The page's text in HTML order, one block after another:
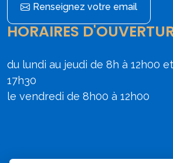
Renseignez votre email
HORAIRES
du lundi au jeudi de 8h à 12h00
17h30
le vendredi de 8h00 à 12h00